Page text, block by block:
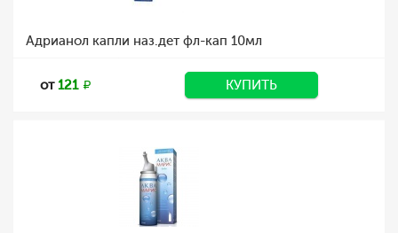
Адрианол капли наз.дет фл-кап 10мл
от121 КУПИТЬ